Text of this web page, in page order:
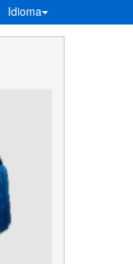
Idioma